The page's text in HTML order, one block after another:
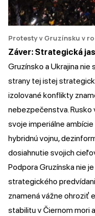
Protesty v Gruzínsku v
Záver: Strategická
Gruzínsko a Ukrajina nie
strany tej istej
izolované konflikty
nebezpečenstva. Rusko
svoje imperiálne
hybridnú vojnu,
dosiahnutie svojich
Podpora Gruzínska nie
strategického
znamená vážne ohroziť
stabilitu v Čiernom mori